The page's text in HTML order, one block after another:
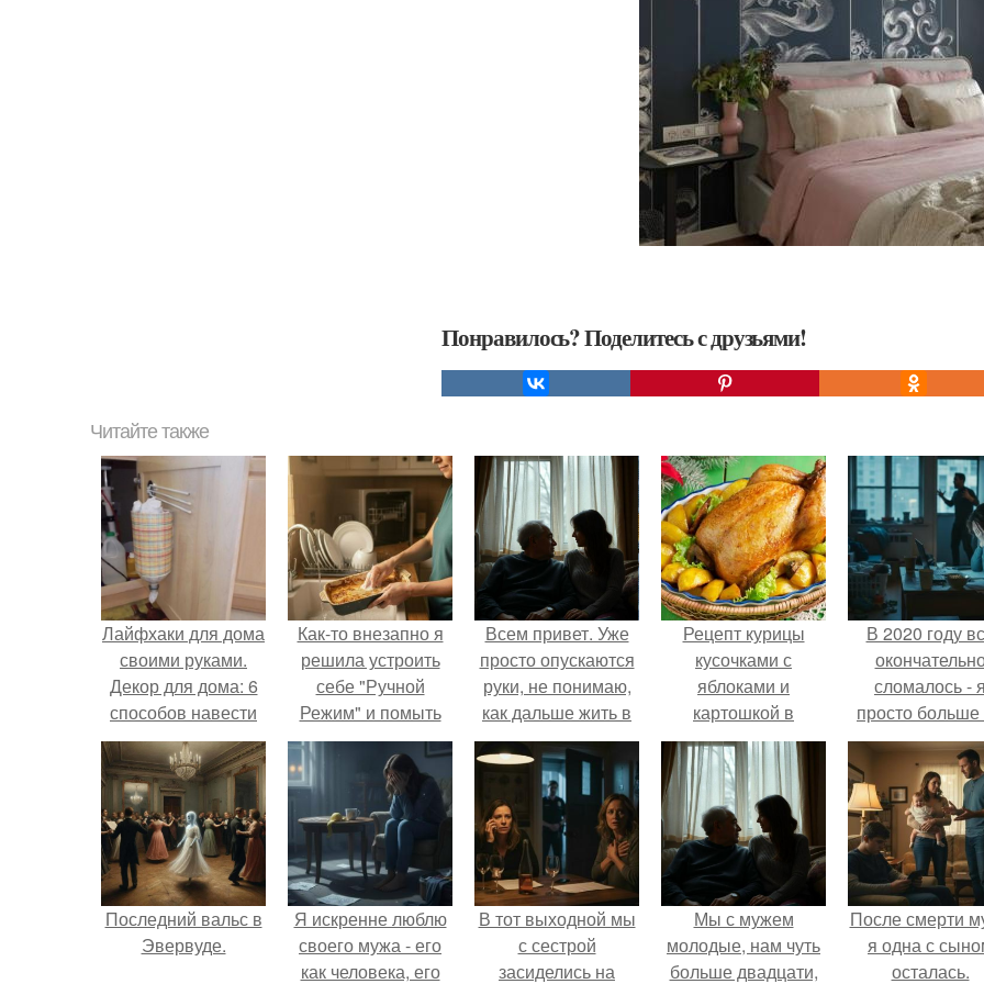
Понравилось? Поделитесь с друзьями!
Читайте также
Лайфхаки для дома
своими руками.
Декор для дома: 6
способов навести
красоту
Как-то внезапно я
решила устроить
себе "Ручной
Режим" и помыть
посуду без помощи
техники.
Всем привет. Уже
просто опускаются
руки, не понимаю,
как дальше жить в
этой ситуации.
Рецепт курицы
кусочками с
яблоками и
картошкой в
духовке. Курица с
яблоками и
картошкой в
духовке
В 2020 году
сломалось -
просто больше
тянула всё
Последний вальс в
Эвервуде.
Я искренне люблю
своего мужа - его
как человека, его
В тот выходной мы
с сестрой
засиделись на
Мы с мужем
молодые, нам чуть
больше двадцати,
После смерти
я одна с
осталась.